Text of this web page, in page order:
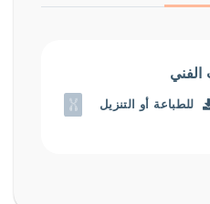
الفني
للطباعة أو التنزيل